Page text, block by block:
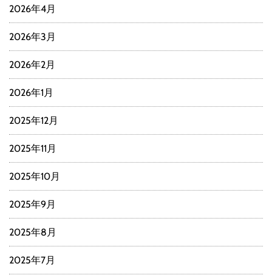
2026年4月
2026年3月
2026年2月
2026年1月
2025年12月
2025年11月
2025年10月
2025年9月
2025年8月
2025年7月